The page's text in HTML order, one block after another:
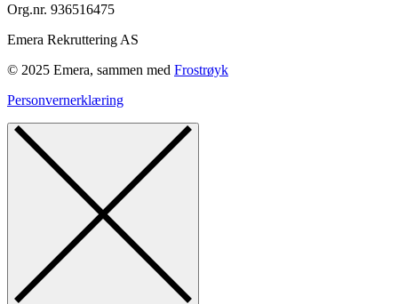
Org.nr. 936516475
Emera Rekruttering AS
© 2025 Emera, sammen med Frostrøyk
Personvernerklæring